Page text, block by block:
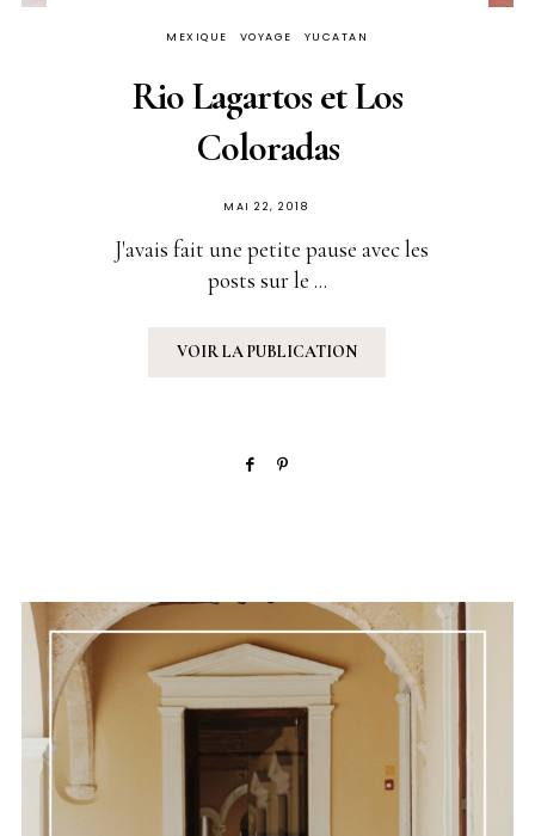
MEXIQUE VOYAGE YUCATAN
Rio Lagartos et Los
Coloradas
PUBLIÉ
MAI 22, 2018
J'avais fait une petite pause avec les
posts sur le ...
VOIR LA PUBLICATION